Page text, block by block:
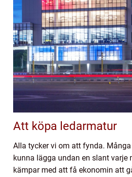
Att köpa ledarmatur
Alla tycker vi om att fynda.
kunna lägga undan en slant varje
kämpar med att få ekonomin att